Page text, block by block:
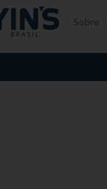
Sobre